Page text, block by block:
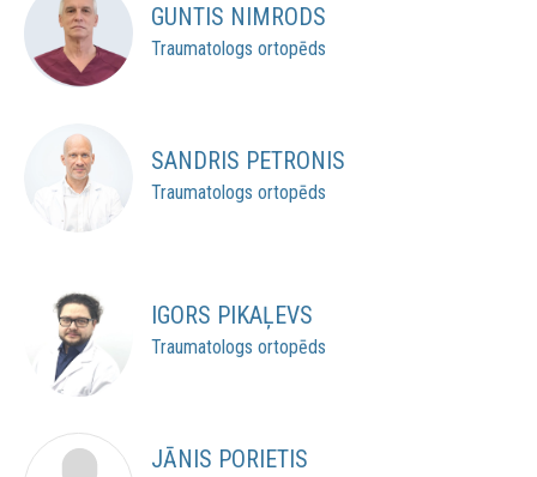
GUNTIS NIMRODS
Traumatologs ortopēds
SANDRIS PETRONIS
Traumatologs ortopēds
IGORS PIKAĻEVS
Traumatologs ortopēds
JĀNIS PORIETIS